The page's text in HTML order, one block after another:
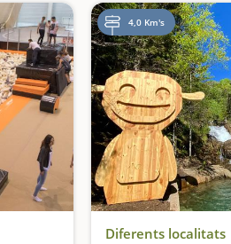
4,0 Km's
Diferents localitats